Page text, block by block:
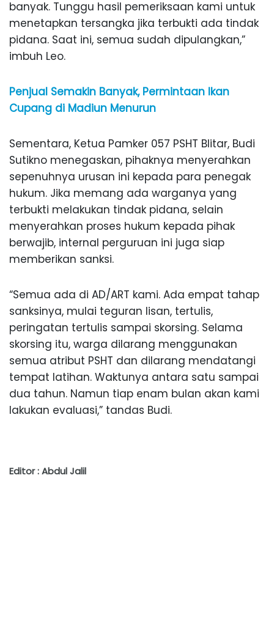
banyak. Tunggu hasil pemeriksaan kami untuk
menetapkan tersangka jika terbukti ada tindak
pidana. Saat ini, semua sudah dipulangkan,”
imbuh Leo.
Penjual Semakin Banyak, Permintaan Ikan
Cupang di Madiun Menurun
Sementara, Ketua Pamker 057 PSHT Blitar, Budi
Sutikno menegaskan, pihaknya menyerahkan
sepenuhnya urusan ini kepada para penegak
hukum. Jika memang ada warganya yang
terbukti melakukan tindak pidana, selain
menyerahkan proses hukum kepada pihak
berwajib, internal perguruan ini juga siap
memberikan sanksi.
“Semua ada di AD/ART kami. Ada empat tahap
sanksinya, mulai teguran lisan, tertulis,
peringatan tertulis sampai skorsing. Selama
skorsing itu, warga dilarang menggunakan
semua atribut PSHT dan dilarang mendatangi
tempat latihan. Waktunya antara satu sampai
dua tahun. Namun tiap enam bulan akan kami
lakukan evaluasi,” tandas Budi.
Editor : Abdul Jalil